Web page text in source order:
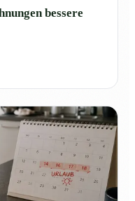
bessere